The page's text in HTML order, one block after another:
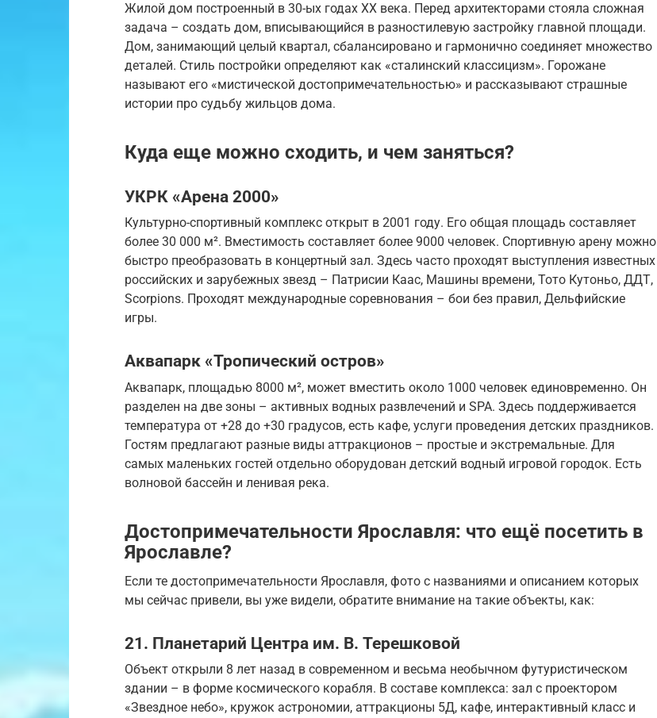
Жилой дом построенный в 30-ых годах XX века. Перед архитекторами стояла сложная
задача – создать дом, вписывающийся в разностилевую застройку главной площади.
Дом, занимающий целый квартал, сбалансировано и гармонично соединяет множество
деталей. Стиль постройки определяют как «сталинский классицизм». Горожане
называют его «мистической достопримечательностью» и рассказывают страшные
истории про судьбу жильцов дома.
Куда еще можно сходить, и чем заняться?
УКРК «Арена 2000»
Культурно-спортивный комплекс открыт в 2001 году. Его общая площадь составляет
более 30 000 м². Вместимость составляет более 9000 человек. Спортивную арену можно
быстро преобразовать в концертный зал. Здесь часто проходят выступления известных
российских и зарубежных звезд – Патрисии Каас, Машины времени, Тото Кутоньо, ДДТ,
Scorpions. Проходят международные соревнования – бои без правил, Дельфийские
игры.
Аквапарк «Тропический остров»
Аквапарк, площадью 8000 м², может вместить около 1000 человек единовременно. Он
разделен на две зоны – активных водных развлечений и SPA. Здесь поддерживается
температура от +28 до +30 градусов, есть кафе, услуги проведения детских праздников.
Гостям предлагают разные виды аттракционов – простые и экстремальные. Для
самых маленьких гостей отдельно оборудован детский водный игровой городок. Есть
волновой бассейн и ленивая река.
Достопримечательности Ярославля: что ещё посетить в
Ярославле?
Если те достопримечательности Ярославля, фото с названиями и описанием которых
мы сейчас привели, вы уже видели, обратите внимание на такие объекты, как:
21. Планетарий Центра им. В. Терешковой
Объект открыли 8 лет назад в современном и весьма необычном футуристическом
здании – в форме космического корабля. В составе комплекса: зал с проектором
«Звездное небо», кружок астрономии, аттракционы 5Д, кафе, интерактивный класс и